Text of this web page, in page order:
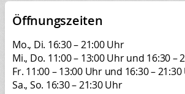
Öffnungszeiten
Mo., Di. 16:30 – 21:00 Uhr
Mi., Do. 11:00 – 13:00 Uhr und 16:30 –
Fr. 11:00 – 13:00 Uhr und 16:30 –
Sa., So. 16:30 – 21:30 Uhr